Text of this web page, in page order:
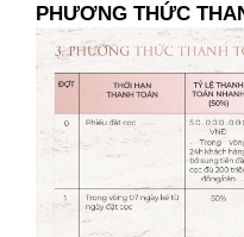
PHƯƠNG THỨC